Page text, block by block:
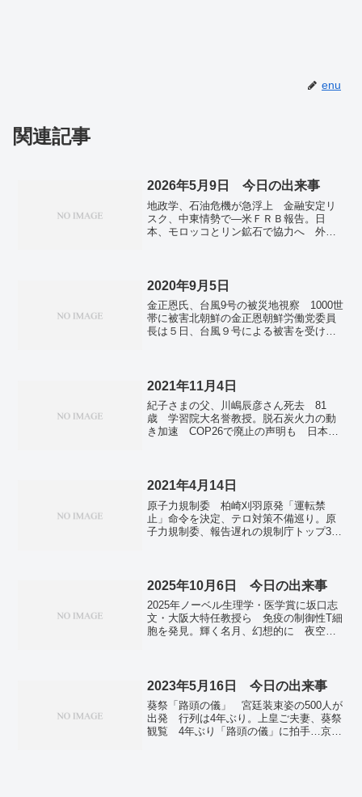
enu
関連記事
2026年5月9日 今日の出来事
地政学、石油危機が急浮上 金融安定リ
スク、中東情勢で―米ＦＲＢ報告。日
本、モロッコとリン鉱石で協力へ 外相
ビー発見 「吉兆」利用も。キノコ栽培
工場完成 廃菌床でヘラクレスオオカブ
ト飼育も 埼玉。
2020年9月5日
金正恩氏、台風9号の被災地視察 1000世
帯に被害北朝鮮の金正恩朝鮮労働党委員
長は５日、台風９号による被害を受けた
３日にかけ朝鮮半島を...
2021年11月4日
紀子さまの父、川嶋辰彦さん死去 81
歳 学習院大名誉教授。脱石炭火力の動
き加速 COP26で廃止の声明も 日本は
ガソリン１６８円台 全国平均、９週連
2021年4月14日
原子力規制委 柏崎刈羽原発「運転禁
止」命令を決定、テロ対策不備巡り。原
子力規制委、報告遅れの規制庁トップ3を
「既に医療崩壊が始まっている」。厚労
省職員、新たに5人感染 1人は深夜に及
ぶ宴会に出席。J＆Jワクチン、まれに血
栓 米FDAが一時中断を推奨。東芝・車
谷社長辞任 買収提案で混乱 経営の混
2025年10月6日 今日の出来事
2025年ノーベル生理学・医学賞に坂口志
文・大阪大特任教授ら 免疫の制御性T細
胞を発見。輝く名月、幻想的に 夜空見
苗総裁「期待する」６８％ 裏金議員の
起用反対７７％。連立拡大、国民民主に
傾斜 政策で親和性、麻生氏前向きか…
自民・高市総裁。公明、支持母体で連立
離脱の声も 高市総裁で右傾化懸念の強
2023年5月16日 今日の出来事
葵祭「路頭の儀」 宮廷装束姿の500人が
出発 行列は4年ぶり。上皇ご夫妻、葵祭
観覧 4年ぶり「路頭の儀」に拍手…京